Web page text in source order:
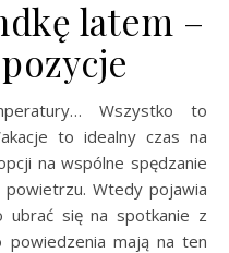
latem –
to idealny czas na
na wspólne spędzanie
powietrzu. Wtedy pojawia
ubrać się na spotkanie z
powiedzenia mają na ten